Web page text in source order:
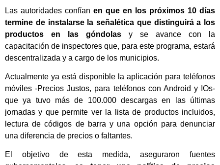
Las autoridades confían en que en los próximos 10 días
termine de instalarse la señalética que distinguirá a los
productos en las góndolas y se avance con la
capacitación de inspectores que, para este programa, estará
descentralizada y a cargo de los municipios.
Actualmente ya está disponible la aplicación para teléfonos
móviles -Precios Justos, para teléfonos con Android y IOs-
que ya tuvo más de 100.000 descargas en las últimas
jornadas y que permite ver la lista de productos incluidos,
lectura de códigos de barra y una opción para denunciar
una diferencia de precios o faltantes.
El objetivo de esta medida, aseguraron fuentes